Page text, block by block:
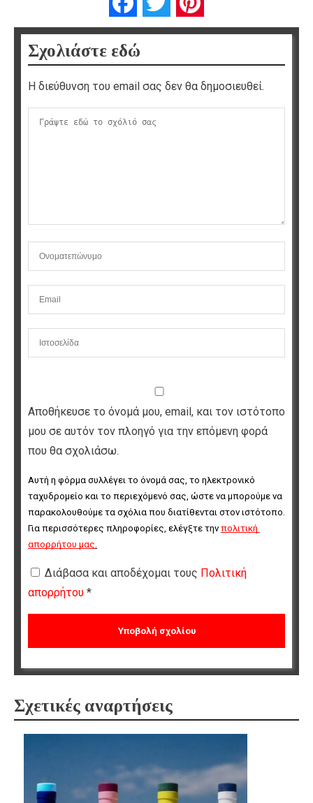
Σχολιάστε εδώ
Η διεύθυνση του email σας δεν θα δημοσιευθεί.
Αποθήκευσε το όνομά μου, email, και τον ιστότοπο
μου σε αυτόν τον πλοηγό για την επόμενη φορά
που θα σχολιάσω.
Αυτή η φόρμα συλλέγει το όνομά σας, το ηλεκτρονικό
ταχυδρομείο και το περιεχόμενό σας, ώστε να μπορούμε να
παρακολουθούμε τα σχόλια που διατίθενται στον ιστότοπο.
Για περισσότερες πληροφορίες, ελέγξτε την πολιτική
απορρήτου μας
Διάβασα και αποδέχομαι τους Πολιτική
απορρήτου *
Σχετικές αναρτήσεις